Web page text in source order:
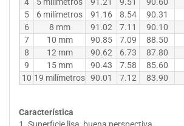
5
6 milímetros 91.16 8.54 90.31
6
8 mm 91.02 7.11 90.10
7
10 mm 90.85 7.09 88.50
8
12 mm 90.62 6.73 87.80
9
15 mm 90.43 7.58 85.60
10 19 milímetros 90.01 7.12 83.90
Característica